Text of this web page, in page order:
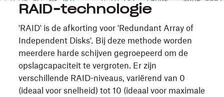
RAID-technologie
'RAID' is de afkorting voor 'Redundant Array of
Independent Disks'. Bij deze methode worden
meerdere harde schijven gegroepeerd om de
opslagcapaciteit te vergroten. Er zijn
verschillende RAID-niveaus, variërend van 0
(ideaal voor snelheid) tot 10 (ideaal voor maximale